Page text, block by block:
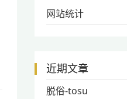
网站统计
近期文章
脱俗-tosu